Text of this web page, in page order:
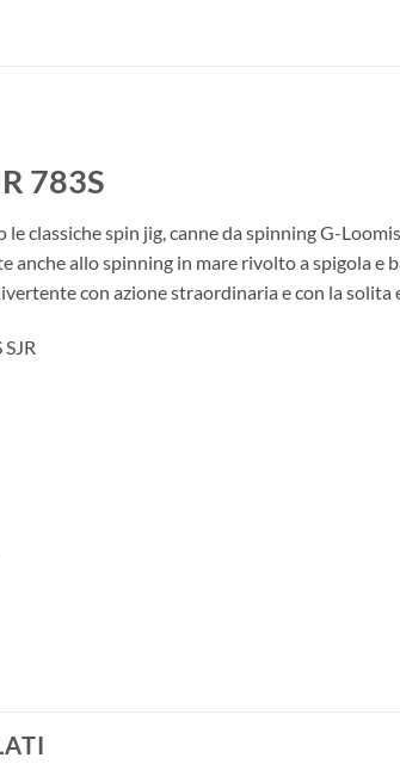
783S
le classiche spin jig, canne da spinning G-
anche allo spinning in mare rivolto a spigola
con azione straordinaria e con la